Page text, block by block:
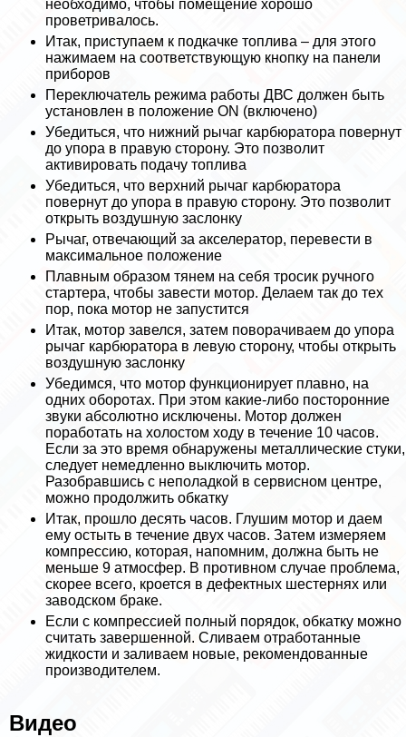
необходимо, чтобы помещение хорошо
проветривалось.
Итак, приступаем к подкачке топлива – для этого
нажимаем на соответствующую кнопку на панели
приборов
Переключатель режима работы ДВС должен быть
установлен в положение ON (включено)
Убедиться, что нижний рычаг карбюратора повернут
до упора в правую сторону. Это позволит
активировать подачу топлива
Убедиться, что верхний рычаг карбюратора
повернут до упора в правую сторону. Это позволит
открыть воздушную заслонку
Рычаг, отвечающий за акселератор, перевести в
максимальное положение
Плавным образом тянем на себя тросик ручного
стартера, чтобы завести мотор. Делаем так до тех
пор, пока мотор не запустится
Итак, мотор завелся, затем поворачиваем до упора
рычаг карбюратора в левую сторону, чтобы открыть
воздушную заслонку
Убедимся, что мотор функционирует плавно, на
одних оборотах. При этом какие-либо посторонние
звуки абсолютно исключены. Мотор должен
поработать на холостом ходу в течение 10 часов.
Если за это время обнаружены металлические стуки,
следует немедленно выключить мотор.
Разобравшись с неполадкой в сервисном центре,
можно продолжить обкатку
Итак, прошло десять часов. Глушим мотор и даем
ему остыть в течение двух часов. Затем измеряем
компрессию, которая, напомним, должна быть не
меньше 9 атмосфер. В противном случае проблема,
скорее всего, кроется в дефектных шестернях или
заводском бpaке.
Если с компрессией полный порядок, обкатку можно
считать завершенной. Сливаем отработанные
жидкости и заливаем новые, рекомендованные
производителем.
Видео